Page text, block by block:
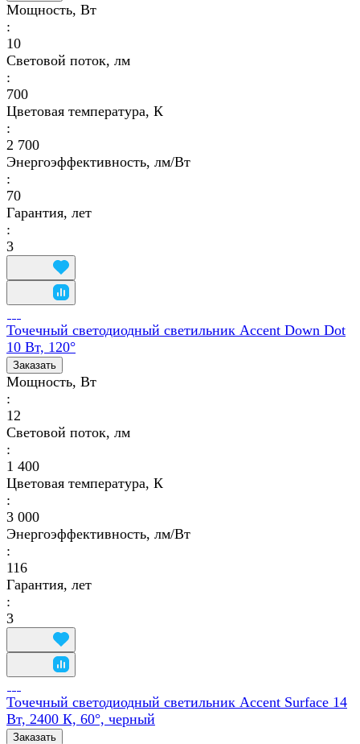
Мощность, Вт
:
10
Световой поток, лм
:
700
Цветовая температура, К
:
2 700
Энергоэффективность, лм/Вт
:
70
Гарантия, лет
:
3
Точечный светодиодный светильник Accent Down Dot
10 Вт, 120°
Заказать
Мощность, Вт
:
12
Световой поток, лм
:
1 400
Цветовая температура, К
:
3 000
Энергоэффективность, лм/Вт
:
116
Гарантия, лет
:
3
Точечный светодиодный светильник Accent Surface 14
Вт, 2400 К, 60°, черный
Заказать